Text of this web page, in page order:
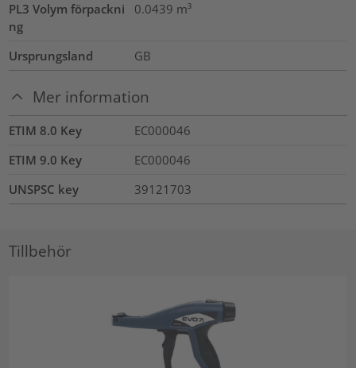
PL3 Volym förpackni
ng
0.0439 m³
Ursprungsland GB
Mer information
ETIM 8.0 Key
EC000046
ETIM 9.0 Key
EC000046
UNSPSC key
39121703
Tillbehör